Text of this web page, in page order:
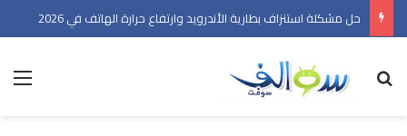
حل مشكلة استنزاف بطارية الأندرويد وارتفاع حرارة الهاتف في 2026
بحث عن